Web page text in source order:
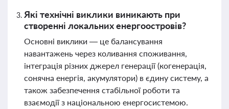
Які технічні виклики виникають при
створенні локальних енергоостровів?
Основні виклики — це балансування
навантажень через коливання споживання,
інтеграція різних джерел генерації (когенерація,
сонячна енергія, акумулятори) в єдину систему, а
також забезпечення стабільної роботи та
взаємодії з національною енергосистемою.